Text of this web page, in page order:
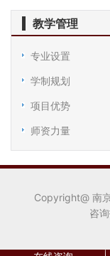
教学管理
专业设置
学制规划
项目优势
师资力量
Copyright@ 南
咨